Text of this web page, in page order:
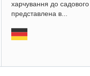
харчування до
представлена в...